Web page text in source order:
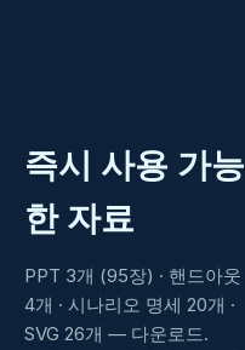
즉시 사용 가능
한 자료
PPT 3개 (95장) · 핸드아웃
4개 · 시나리오 명세 20개 ·
SVG 26개 — 다운로드.